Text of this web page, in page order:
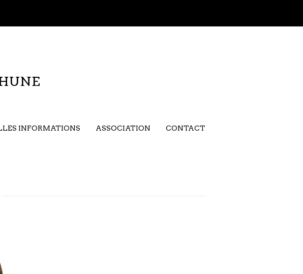
INFORMATIONS ASSOCIATION CONTACT